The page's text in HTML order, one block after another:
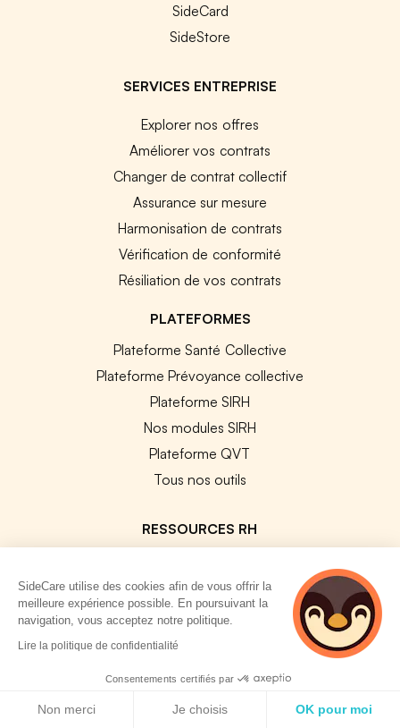
SideCard
SideStore
SERVICES ENTREPRISE
Explorer nos offres
Améliorer vos contrats
Changer de contrat collectif
Assurance sur mesure
Harmonisation de contrats
Vérification de conformité
Résiliation de vos contrats
PLATEFORMES
Plateforme Santé Collective
Plateforme Prévoyance collective
Plateforme SIRH
Nos modules SIRH
Plateforme QVT
Tous nos outils
RESSOURCES RH
Modèles de documents
Guides Entreprises
Les conventions collectives
Les codes APE / NAF
SideCare utilise des cookies afin de vous offrir la
meilleure expérience possible. En poursuivant la
navigation, vous acceptez notre politique.
Lire la politique de confidentialité
Consentements certifiés par
Non merci Je choisis OK pour moi
2 personnes
consultent
actuellement cette